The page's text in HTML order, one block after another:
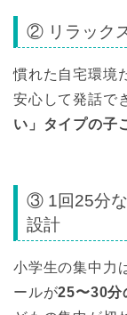
② リラック
慣れた自宅環境
安心して発話で
い」タイプの子
③ 1回25分な
設計
小学生の集中力
ールが25〜30分